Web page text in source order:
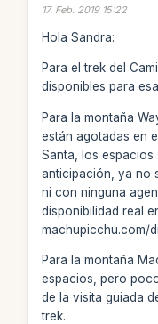
17. Feb. 2019 15:22
Hola Sandra:
Para el trek del
disponibles para
Para la montaña
están agotadas en
Santa, los
anticipación, ya no
ni con ninguna
disponibilidad real
machupicchu.com/
Para la montaña
espacios, pero
de la visita guiada
trek.